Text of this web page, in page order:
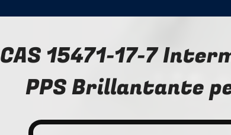
CAS 15471-17-7
PPS Brillantante